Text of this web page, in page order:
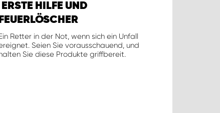
ERSTE HILFE UND
FEUERLÖSCHER
Retter in der Not, wenn sich ein Unfall
Seien Sie vorausschauend, und
Sie diese Produkte griffbereit.